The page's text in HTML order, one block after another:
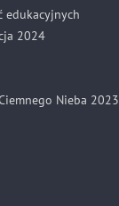
edukacyjnych
2024
Nieba 2023